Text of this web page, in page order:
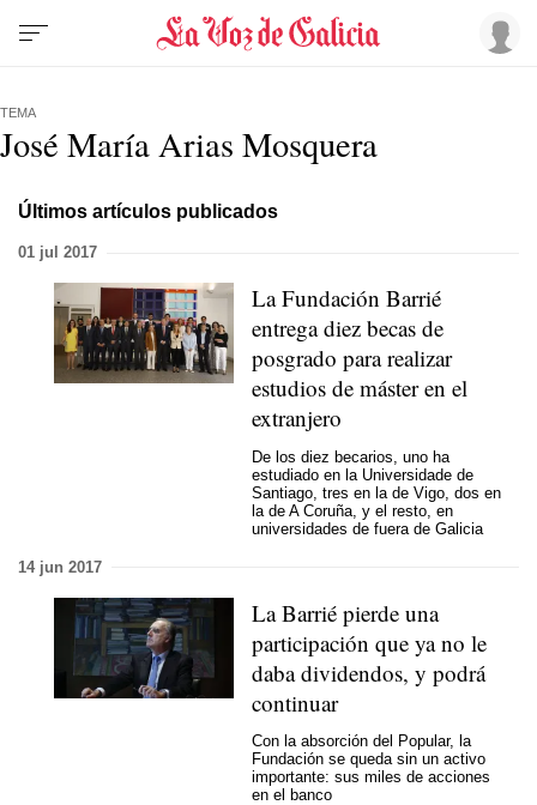
TEMA
José María Arias Mosquera
Últimos artículos publicados
01 jul 2017
La Fundación Barrié
entrega diez becas de
posgrado para realizar
estudios de máster en el
extranjero
De los diez becarios, uno ha
estudiado en la Universidade de
Santiago, tres en la de Vigo, dos en
la de A Coruña, y el resto, en
universidades de fuera de Galicia
14 jun 2017
La Barrié pierde una
participación que ya no le
daba dividendos, y podrá
continuar
Con la absorción del Popular, la
Fundación se queda sin un activo
importante: sus miles de acciones
en el banco